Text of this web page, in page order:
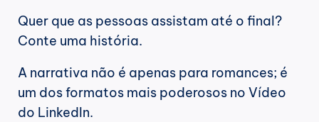
Quer que as pessoas assistam até o final?
Conte uma história.
A narrativa não é apenas para romances; é
um dos formatos mais poderosos no Vídeo
do LinkedIn.